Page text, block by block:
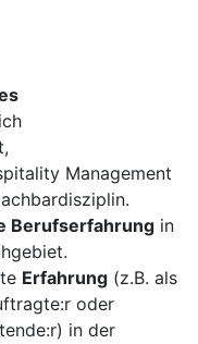
Management
Berufserfahrung in
Erfahrung (z.B. als
oder
in der